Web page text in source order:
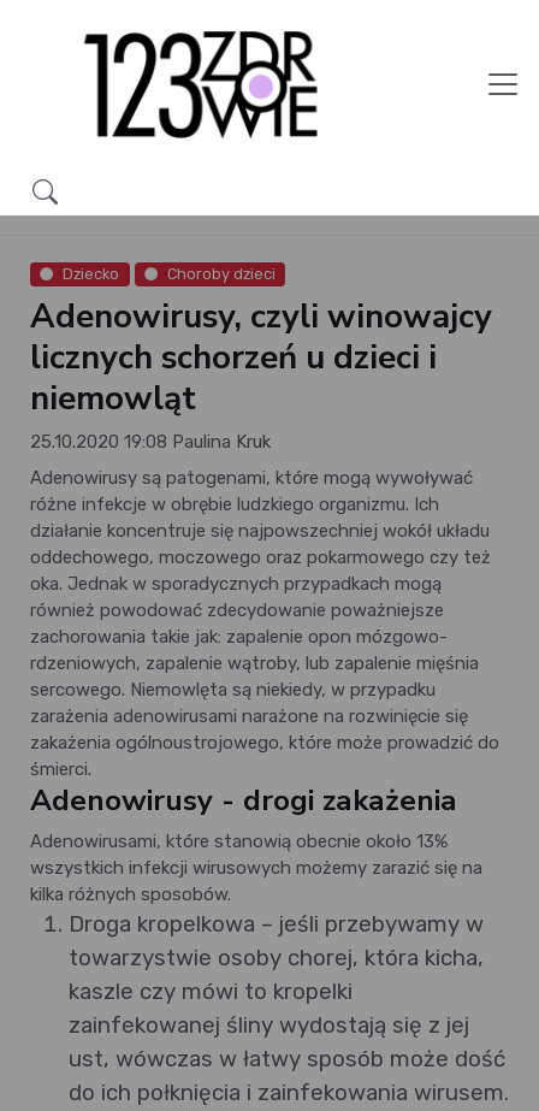
Dziecko Choroby dzieci
Adenowirusy, czyli winowajcy
licznych schorzeń u dzieci i
niemowląt
25.10.2020 19:08 Paulina Kruk
Adenowirusy są patogenami, które mogą wywoływać
różne infekcje w obrębie ludzkiego organizmu. Ich
działanie koncentruje się najpowszechniej wokół układu
oddechowego, moczowego oraz pokarmowego czy też
oka. Jednak w sporadycznych przypadkach mogą
również powodować zdecydowanie poważniejsze
zachorowania takie jak: zapalenie opon mózgowo-
rdzeniowych, zapalenie wątroby, lub zapalenie mięśnia
sercowego. Niemowlęta są niekiedy, w przypadku
zarażenia adenowirusami narażone na rozwinięcie się
zakażenia ogólnoustrojowego, które może prowadzić do
śmierci.
Adenowirusy - drogi zakażenia
Adenowirusami, które stanowią obecnie około 13%
wszystkich infekcji wirusowych możemy zarazić się na
kilka różnych sposobów.
Droga kropelkowa – jeśli przebywamy w
towarzystwie osoby chorej, która kicha,
kaszle czy mówi to kropelki
zainfekowanej śliny wydostają się z jej
ust, wówczas w łatwy sposób może dość
do ich połknięcia i zainfekowania wirusem.